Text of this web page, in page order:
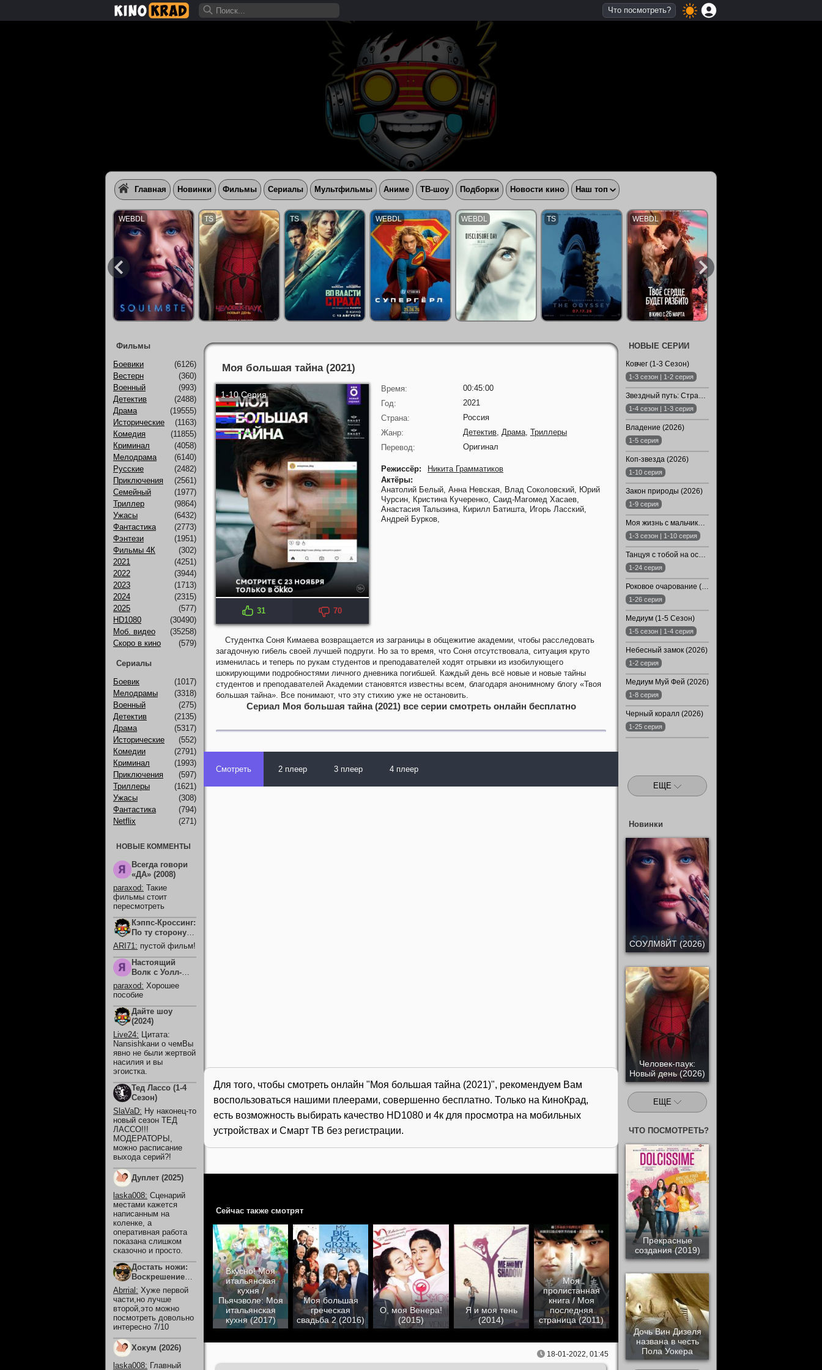
Моя большая тайна (2021)
KP: 6.2 31 70
1-10 Серия
Время:
00:45:00
Год:
2021
Страна:
Россия
Жанр:
Детектив, Драма, Триллеры
Перевод:
Оригинал
Режиссёр:
Никита Грамматиков
Актёры:
Анатолий Белый, Анна Невская, Влад Соколовский, Юрий
Чурсин, Кристина Кучеренко, Саид-Магомед Хасаев,
Анастасия Талызина, Кирилл Батишта, Игорь Ласский,
Андрей Бурков,
Студентка Соня Кимаева возвращается из заграницы в общежитие академии, чтобы расследовать
загадочную гибель своей лучшей подруги. Но за то время, что Соня отсутствовала, ситуация круто
изменилась и теперь по рукам студентов и преподавателей ходят отрывки из изобилующего
шокирующими подробностями личного дневника погибшей. Каждый день всё новые и новые тайны
студентов и преподавателей Академии становятся известны всем, благодаря анонимному блогу «Твоя
большая тайна». Все понимают, что эту стихию уже не остановить.
Сериал Моя большая тайна (2021) все серии смотреть онлайн бесплатно
Смотреть 2 плеер 3 плеер 4 плеер
Для того, чтобы смотреть онлайн "Моя большая тайна (2021)", рекомендуем Вам
воспользоваться нашими плеерами, совершенно бесплатно. Только на КиноКрад,
есть возможность выбирать качество HD1080 и 4к для просмотра на мобильных
устройствах и Смарт ТВ без регистрации.
Сейчас также смотрят
Вкусно! Моя
итальянская
кухня /
Пьячэволе: Моя
итальянская
кухня (2017)
Моя большая
греческая
свадьба 2 (2016)
О, моя Венера!
(2015)
Я и моя тень
(2014)
Моя
пролистанная
книга / Моя
последняя
страница (2011)
18-01-2022, 01:45
Фильмы
Боевики
(6126)
Вестерн
(360)
Военный
(993)
Детектив
(2488)
Драма
(19555)
Исторические
(1163)
Комедия
(11855)
Криминал
(4058)
Мелодрама
(6140)
Русские
(2482)
Приключения
(2561)
Семейный
(1977)
Триллер
(9864)
Ужасы
(6432)
Фантастика
(2773)
Фэнтези
(1951)
Фильмы 4К
(302)
2021
(4251)
2022
(3944)
2023
(1713)
2024
(2315)
2025
(577)
HD1080
(30490)
Моб. видео
(35258)
Скоро в кино
(579)
Сериалы
Боевик
(1017)
Мелодрамы
(3318)
Военный
(275)
Детектив
(2135)
Драма
(5317)
Исторические
(552)
Комедии
(2791)
Криминал
(1993)
Приключения
(597)
Триллеры
(1621)
Ужасы
(308)
Фантастика
(794)
Netflix
(271)
НОВЫЕ КОММЕНТЫ
Всегда говори
«ДА» (2008)
paraxod: Такие
фильмы стоит
пересмотреть
Кэппс-Кроссинг:
По ту сторону
смерти (2026)
ARI71: пустой фильм!
Настоящий
Волк с Уолл-
Стрит (2026)
paraxod: Хорошее
пособие
Дайте шоу
(2024)
Live24: Цитата:
Nansishkaни о чемВы
явно не были жертвой
насилия и вы
эгоистка.
Тед Лассо (1-4
Сезон)
SlaVaD: Ну наконец-то
новый сезон ТЕД
ЛАССО!!!
МОДЕРАТОРЫ,
можно расписание
выхода серий?!
Дуплет (2025)
laska008: Сценарий
местами кажется
написанным на
коленке, а
оперативная работа
показана слишком
сказочно и просто.
Достать ножи:
Воскрешение
покойника
(2025)
Abrrial : Хуже первой
части,но лучше
второй,это можно
посмотреть довольно
интересно 7/10
Хокум (2026)
laska008: Главный
НОВЫЕ СЕРИИ
Ковчег (1-3 Сезон)
1-3 сезон | 1-2 серия
Звездный путь: Странные новые миры (1-4 Сезон)
1-4 сезон | 1-3 серия
Владение (2026)
1-5 серия
Коп-звезда (2026)
1-10 серия
Закон природы (2026)
1-9 серия
Моя жизнь с мальчиками Уолтер (1-3 Сезон)
1-3 сезон | 1-10 серия
Танцуя с тобой на острие клинка (2024)
1-24 серия
Роковое очарование (2024)
1-26 серия
Медиум (1-5 Сезон)
1-5 сезон | 1-4 серия
Небесный замок (2026)
1-2 серия
Медиум Муй Фей (2026)
1-8 серия
Черный коралл (2026)
1-25 серия
ЕЩЕ
Новинки
СОУЛМ8ЙТ (2026)
Человек-паук:
Новый день (2026)
ЕЩЕ
ЧТО ПОСМОТРЕТЬ?
Прекрасные
создания (2019)
Дочь Вин Дизеля
названа в честь
Пола Уокера
Главная Новинки Фильмы Сериалы Мультфильмы Аниме ТВ-шоу Подборки Новости кино Наш топ
Что посмотреть?